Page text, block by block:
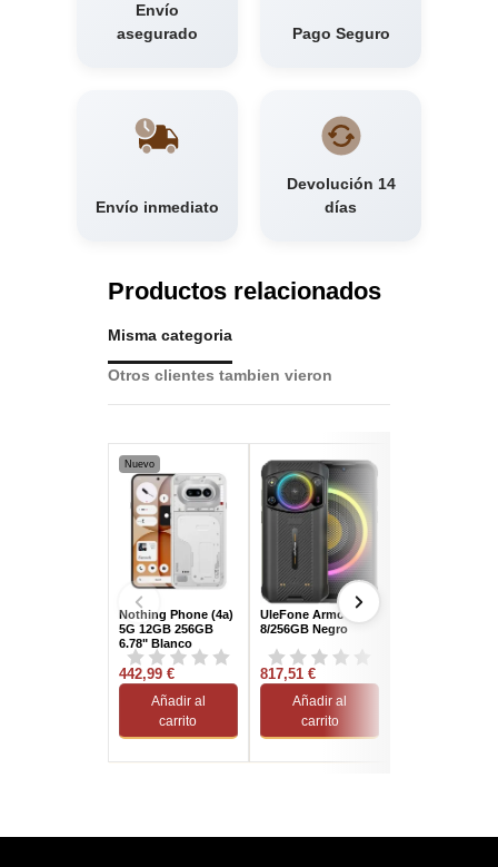
Envío
asegurado
Pago Seguro
Envío inmediato
Devolución 14
días
Productos relacionados
Misma categoria
Otros clientes tambien vieron
Nuevo
Nothing Phone (4a)
5G 12GB 256GB
6.78" Blanco
442,99 €
Añadir al
carrito
UleFone Armor 21
8/256GB Negro
817,51 €
Añadir al
carrito